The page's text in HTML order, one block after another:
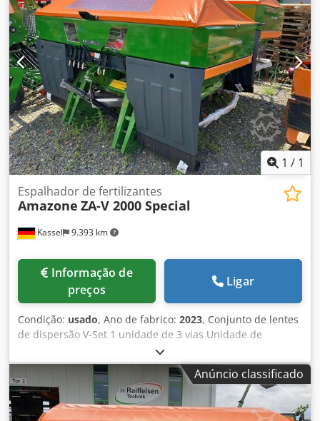
Iluminação LED traseira manual. Dwedpfx Aaot A Udgegsa
1 / 1
Kassel 9.393 km
Espalhador de fertilizantes
Amazone ZA-V 2000 Special
preços
Ligar
Condição: usado, Ano de fabrico: 2023, Conjunto de lentes
de dispersão V-Set 1 unidade de 3 vias Unidade de
limitação de dispersão Limiter V / Arco de proteção de tubo
S Dispositivo de rolagem removível Unidade de
espalhamento ZA-V Extensão de reservatório S / 2000 Eixo
articulado com embreagem de fricção Componentes de
montagem para equipamentos básicos ZA Pára-lama S /
Anúncio classificado